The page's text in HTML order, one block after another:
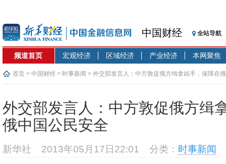
中国财经 全站导航
频道首页 宏观经济 区域经济 产业经济 本网聚焦
首页 > 中国财经 > 时事新闻 > 外交部发言人：中方敦促俄方缉拿凶手，保障在
外交部发言人：中方敦促俄方缉
俄中国公民安全
新华社 2013年05月17日22:01 分类： 时事新闻